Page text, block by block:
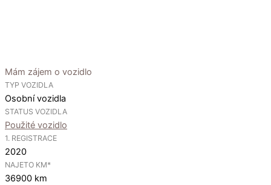
Mám zájem o vozidlo
TYP VOZIDLA
Osobní vozidla
STATUS VOZIDLA
Použité vozidlo
1. REGISTRACE
2020
NAJETO KM*
36900 km